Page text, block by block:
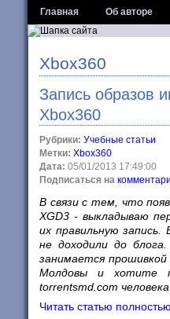
Главная Об авторе
Xbox360
Запись образов
Xbox360
Рубрики: Учебные статьи
Метки: Xbox360
Дата: 05/01/2013 17:49:00
Подписаться на
В связи с тем, что
XGD3 - выкладываю
их правильную запись.
не доходили до
занимается
Молдовы и хотите
torrentsmd.com
Читать статью полностью